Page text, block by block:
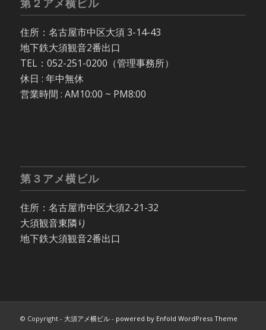
第２アメ横ビル
住所：名古屋市中区大須 3-14-43
地下鉄大須観音2番出口
TEL：052-251-0200（管理事務所）
休日 : 年中無休
営業時間 : AM10:00 ~ PM8:00
第３アメ横ビル
住所：名古屋市中区大須2-21-32
大須観音東隣り
地下鉄大須観音2番出口
© Copyright - 大須アメ横ビル- powered by Enfold WordPress Theme